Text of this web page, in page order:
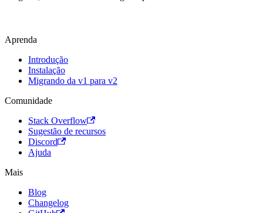
Aprenda
Introdução
Instalação
Migrando da v1 para v2
Comunidade
Stack Overflow
Sugestão de recursos
Discord
Ajuda
Mais
Blog
Changelog